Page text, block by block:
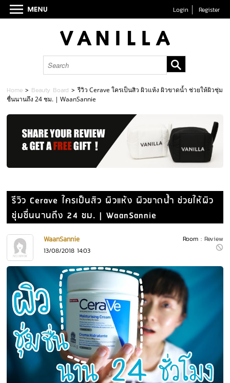
Login Register
Home > Beauty Board >รีวิว Cerave ใครเป็นสิว ผิวแห้ง ผิวขาดน้ำ ช่วยให้ผิวชุ่ม
ชื่นนานถึง 24 ชม. | WaanSannie
รีวิว Cerave ใครเป็นสิว ผิวแห้ง ผิวขาดน้ำ ช่วยให้ผิว
ชุ่มชื่นนานถึง 24 ชม. | WaanSannie
Room : Review
WaanSannie
13/08/2018 14:03